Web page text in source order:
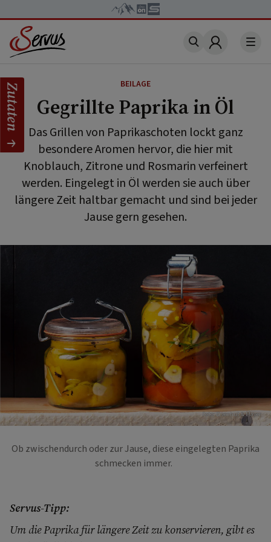
Account
BEILAGE
Gegrillte Paprika in Öl
Das Grillen von Paprikaschoten lockt ganz
besondere Aromen hervor, die hier mit
Knoblauch, Zitrone und Rosmarin verfeinert
werden. Eingelegt in Öl werden sie auch über
längere Zeit haltbar gemacht und sind bei jeder
Jause gern gesehen.
Foto: Eisenhut & Mayer
Ob zwischendurch oder zur Jause, diese eingelegten Paprika
schmecken immer.
Servus-Tipp:
Um die Paprika für längere Zeit zu konservieren, gibt es
Zutaten